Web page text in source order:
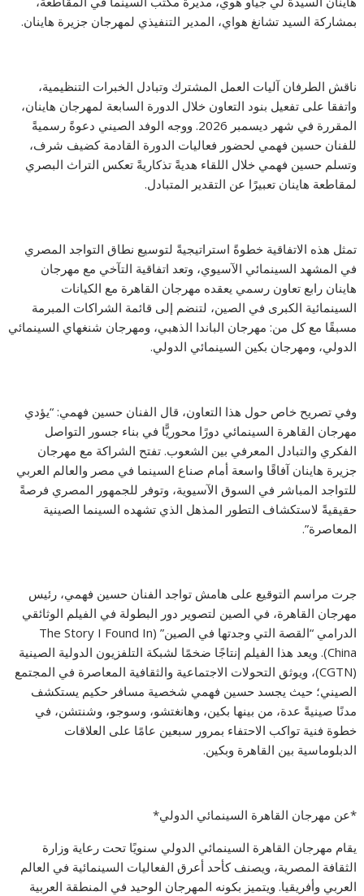
بمشاركة السيد تشانغ هواي، المدير التنفيذي لمهرجان جزيرة هاينان.
ناقش الطرفان آليات العمل المشترك وتبادل الخبرات التنظيمية،
واتفقا على تفعيل بنود التعاون خلال الدورة السابعة لمهرجان هاينان،
المقررة في شهر ديسمبر 2026. ووجه الوفد الصيني دعوةً رسميةً
للفنان حسين فهمي لحضور فعاليات الدورة القادمة كضيف شرف،
وتسلم حسين فهمي خلال اللقاء هديةً تذكاريةً تعكس التراث البصري
لمقاطعة هاينان تعبيرًا عن التقدير المتبادل.
تمثل هذه الاتفاقية خطوةً استراتيجيةً لتوسيع نطاق التواجد المصري
في المشهد السينمائي الآسيوي، وتعد اتفاقية التآخي مع مهرجان
هاينان رابع تعاون رسمي يعقده مهرجان القاهرة مع الكيانات
السينمائية الكبرى في الصين، لتنضم إلى قائمة الشراكات المبرمة
مسبقًا مع كل من: مهرجان الباندا الذهبي، ومهرجان شنغهاي السينمائي
الدولي، ومهرجان بكين السينمائي الدولي.
وفي تصريح خاص حول هذا التعاون، قال الفنان حسين فهمي: “يؤدي
مهرجان القاهرة السينمائي دورًا محوريًّا في بناء جسور التواصل
الفكري والتبادل المعرفي بين الشعوب. تفتح الشراكة مع مهرجان
جزيرة هاينان آفاقًا واسعة أمام صناع السينما في مصر والعالم العربي
للتواجد المباشر في السوق الآسيوية، وتوفر للجمهور المصري فرصةً
حقيقيةً لاستكشاف التطور المذهل الذي تشهده السينما الصينية
المعاصرة”.
جرت مراسم التوقيع على هامش تواجد الفنان حسين فهمي، رئيس
مهرجان القاهرة، في الصين لتصوير دور البطولة في الفيلم الوثائقي
الدرامي “القصة التي وجدتها في الصين” (The Story I Found In
China). ويعد هذا الفيلم إنتاجًا ضخمًا لشبكة التلفزيون الدولية الصينية
(CGTN)، ويوثق التحولات الاجتماعية والثقافية المعاصرة في المجتمع
الصيني؛ حيث يجسد حسين فهمي شخصية مسافر حكيم يستكشف
مدنًا صينيةً عدة، من بينها بكين، وهانغتشو، وسوجو، وشنتشن، في
خطوة فنية تواكب الاحتفاء بمرور سبعين عامًا على العلاقات
الدبلوماسية بين القاهرة وبكين.
*عن مهرجان القاهرة السينمائي الدولي*
يقام مهرجان القاهرة السينمائي الدولي سنويًا تحت رعاية وزارة
الثقافة المصرية، ويصنف كأحد أعرق الفعاليات السينمائية في العالم
العربي وأفريقيا. ويتميز بكونه المهرجان الوحيد في المنطقة العربية